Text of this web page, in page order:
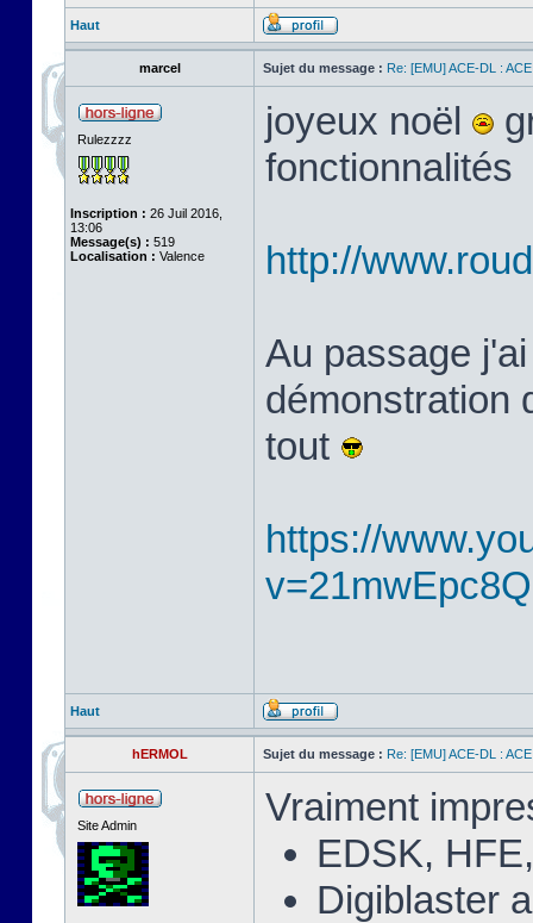
Haut
marcel Sujet du message : Re: [EMU] ACE-DL :
Rulezzzz
Inscription : 26 Juil 2016,
13:06
Message(s) : 519
Localisation : Valence
joyeux noël
fonctionnalités
http://
Au passage
démonstration
tout
https://
Haut
hERMOL Sujet du message : Re: [EMU] ACE-DL :
Site Admin
Vraiment
EDSK,
Digiblaster